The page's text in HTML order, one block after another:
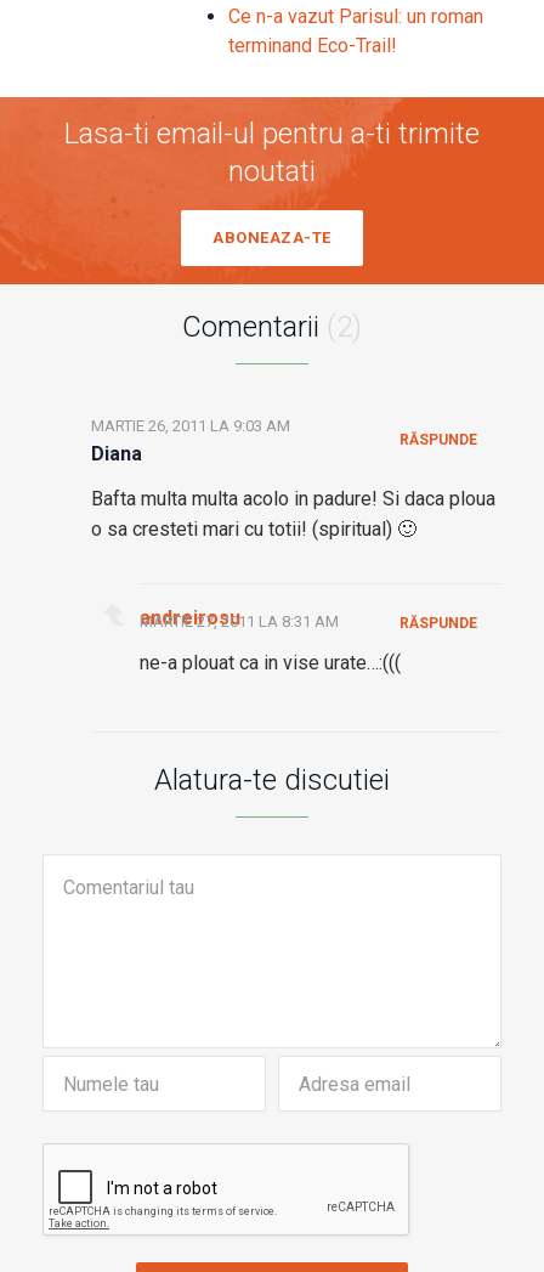
Ce n-a vazut Parisul: un roman
terminand Eco-Trail!
Lasa-ti email-ul pentru a-ti trimite
noutati
ABONEAZA-TE
Comentarii (2)
Diana
MARTIE 26, 2011 LA 9:03 AM
Bafta multa multa acolo in padure! Si daca ploua
o sa cresteti mari cu totii! (spiritual) 🙂
RĂSPUNDE
andreirosu
MARTIE 27, 2011 LA 8:31 AM
ne-a plouat ca in vise urate…:(((
RĂSPUNDE
Alatura-te discutiei